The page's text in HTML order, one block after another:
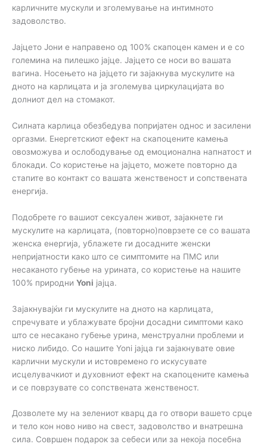
карличните мускули и зголемување на интимното
задоволство.
Јајцето Јони е направено од 100% скапоцен камен и е со
големина на пилешко јајце. Јајцето се носи во вашата
вагина. Носењето на јајцето ги зајакнува мускулите на
дното на карлицата и ја зголемува циркулацијата во
долниот дел на стомакот.
Силната карлица обезбедува попријатен однос и засилени
оргазми. Енергетскиот ефект на скапоцените камења
овозможува и ослободување од емоционална напнатост и
блокади. Со користење на јајцето, можете повторно да
стапите во контакт со вашата женственост и сопствената
енергија.
Подобрете го вашиот сексуален живот, зајакнете ги
мускулите на карлицата, (повторно)поврзете се со вашата
женска енергија, ублажете ги досадните женски
непријатности како што се симптомите на ПМС или
несаканото губење на урината, со користење на нашите
100% природни Yoni јајца.
Зајакнувајќи ги мускулите на дното на карлицата,
спречувате и ублажувате бројни досадни симптоми како
што се несакано губење урина, менструални проблеми и
ниско либидо. Со нашите Yoni јајца ги зајакнувате овие
карлични мускули и истовремено го искусувате
исцелувачкиот и духовниот ефект на скапоцените камења
и се поврзувате со сопствената женственост.
Дозволете му на зелениот кварц да го отвори вашето срце
и тело кон ново ниво на свест, задоволство и внатрешна
сила. Совршен подарок за себеси или за некоја посебна